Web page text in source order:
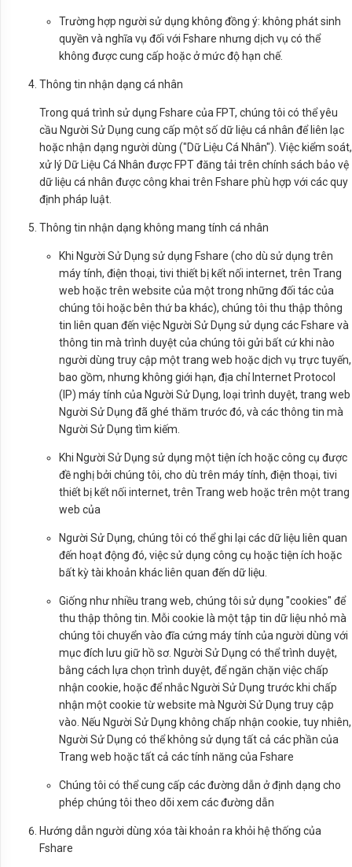
Trường hợp người sử dụng không đồng ý: không phát sinh
quyền và nghĩa vụ đối với Fshare nhưng dịch vụ có thể
không được cung cấp hoặc ở mức độ hạn chế.
Thông tin nhận dạng cá nhân
Trong quá trình sử dụng Fshare của FPT, chúng tôi có thể yêu
cầu Người Sử Dụng cung cấp một số dữ liệu cá nhân để liên lạc
hoặc nhận dạng người dùng ("Dữ Liệu Cá Nhân"). Việc kiểm soát,
xử lý Dữ Liệu Cá Nhân được FPT đăng tải trên chính sách bảo vệ
dữ liệu cá nhân được công khai trên Fshare phù hợp với các quy
định pháp luật.
Thông tin nhận dạng không mang tính cá nhân
Khi Người Sử Dụng sử dụng Fshare (cho dù sử dụng trên
máy tính, điện thoại, tivi thiết bị kết nối internet, trên Trang
web hoặc trên website của một trong những đối tác của
chúng tôi hoặc bên thứ ba khác), chúng tôi thu thập thông
tin liên quan đến việc Người Sử Dụng sử dụng các Fshare và
thông tin mà trình duyệt của chúng tôi gửi bất cứ khi nào
người dùng truy cập một trang web hoặc dịch vụ trực tuyến,
bao gồm, nhưng không giới hạn, địa chỉ Internet Protocol
(IP) máy tính của Người Sử Dụng, loại trình duyệt, trang web
Người Sử Dụng đã ghé thăm trước đó, và các thông tin mà
Người Sử Dụng tìm kiếm.
Khi Người Sử Dụng sử dụng một tiện ích hoặc công cụ được
đề nghị bởi chúng tôi, cho dù trên máy tính, điện thoại, tivi
thiết bị kết nối internet, trên Trang web hoặc trên một trang
web của
Người Sử Dụng, chúng tôi có thể ghi lại các dữ liệu liên quan
đến hoạt động đó, việc sử dụng công cụ hoặc tiện ích hoặc
bất kỳ tài khoản khác liên quan đến dữ liệu.
Giống như nhiều trang web, chúng tôi sử dụng "cookies" để
thu thập thông tin. Mỗi cookie là một tập tin dữ liệu nhỏ mà
chúng tôi chuyển vào đĩa cứng máy tính của người dùng với
mục đích lưu giữ hồ sơ. Người Sử Dụng có thể trình duyệt,
bằng cách lựa chọn trình duyệt, để ngăn chặn việc chấp
nhận cookie, hoặc để nhắc Người Sử Dụng trước khi chấp
nhận một cookie từ website mà Người Sử Dụng truy cập
vào. Nếu Người Sử Dụng không chấp nhận cookie, tuy nhiên,
Người Sử Dụng có thể không sử dụng tất cả các phần của
Trang web hoặc tất cả các tính năng của Fshare
Chúng tôi có thể cung cấp các đường dẫn ở định dạng cho
phép chúng tôi theo dõi xem các đường dẫn
Hướng dẫn người dùng xóa tài khoản ra khỏi hệ thống của
Fshare